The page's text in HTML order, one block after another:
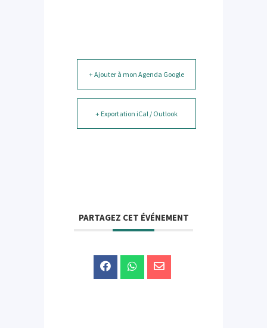
+ Ajouter à mon Agenda Google
+ Exportation iCal / Outlook
PARTAGEZ CET ÉVÉNEMENT